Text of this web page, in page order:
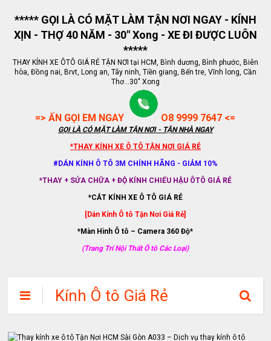
***** GỌI LÀ CÓ MẶT LÀM TẬN NƠI NGAY - KÍNH
XỊN - THỢ 40 NĂM - 30" Xong - XE ĐI ĐƯỢC LUÔN
*****
THAY KÍNH XE ÔTÔ GIÁ RẺ TẬN NƠI tại HCM, Bình dương, Bình phước, Biên
hòa, Đồng nai, Brvt, Long an, Tây ninh, Tiền giang, Bến tre, Vĩnh long, Cần
Thơ...30" Xong
=> ẤN GỌI EM NGAY O8 9999 7647 <=
GỌI LÀ CÓ MẶT LÀM TẬN NƠI - TẬN NHÀ NGAY
*THAY KÍNH XE Ô TÔ TẬN NƠI GIÁ RẺ
#DÁN KÍNH Ô TÔ 3M CHÍNH HÃNG - GIẢM 10%
*THAY + SỬA CHỮA + ĐỘ KÍNH CHIẾU HẬU ÔTÔ GIÁ RẺ
*CẮT KÍNH XE Ô TÔ GIÁ RẺ
[Dán Kính Ô tô Tận Nơi Giá Rẻ]
*Màn Hình Ô tô – Camera 360 Độ*
(Trang Trí Nội Thất Ô tô Các Loại)
Kính Ô tô Giá Rẻ